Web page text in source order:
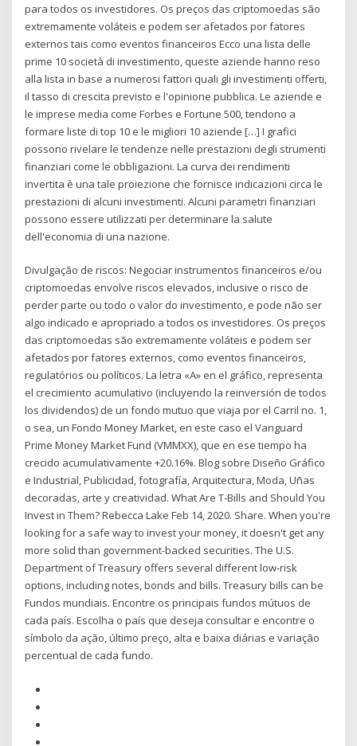
para todos os investidores. Os preços das criptomoedas são
extremamente voláteis e podem ser afetados por fatores
externos tais como eventos financeiros Ecco una lista delle
prime 10 società di investimento, queste aziende hanno reso
alla lista in base a numerosi fattori quali gli investimenti offerti,
il tasso di crescita previsto e l'opinione pubblica. Le aziende e
le imprese media come Forbes e Fortune 500, tendono a
formare liste di top 10 e le migliori 10 aziende […] I grafici
possono rivelare le tendenze nelle prestazioni degli strumenti
finanziari come le obbligazioni. La curva dei rendimenti
invertita è una tale proiezione che fornisce indicazioni circa le
prestazioni di alcuni investimenti. Alcuni parametri finanziari
possono essere utilizzati per determinare la salute
dell'economia di una nazione.
Divulgação de riscos: Negociar instrumentos financeiros e/ou
criptomoedas envolve riscos elevados, inclusive o risco de
perder parte ou todo o valor do investimento, e pode não ser
algo indicado e apropriado a todos os investidores. Os preços
das criptomoedas são extremamente voláteis e podem ser
afetados por fatores externos, como eventos financeiros,
regulatórios ou políticos. La letra «A» en el gráfico, representa
el crecimiento acumulativo (incluyendo la reinversión de todos
los dividendos) de un fondo mutuo que viaja por el Carril no. 1,
o sea, un Fondo Money Market, en este caso el Vanguard
Prime Money Market Fund (VMMXX), que en ese tiempo ha
crecido acumulativamente +20.16%. Blog sobre Diseño Gráfico
e Industrial, Publicidad, fotografía, Arquitectura, Moda, Uñas
decoradas, arte y creatividad. What Are T-Bills and Should You
Invest in Them? Rebecca Lake Feb 14, 2020. Share. When you're
looking for a safe way to invest your money, it doesn't get any
more solid than government-backed securities. The U.S.
Department of Treasury offers several different low-risk
options, including notes, bonds and bills. Treasury bills can be
Fundos mundiais. Encontre os principais fundos mútuos de
cada país. Escolha o país que deseja consultar e encontre o
símbolo da ação, último preço, alta e baixa diárias e variação
percentual de cada fundo.